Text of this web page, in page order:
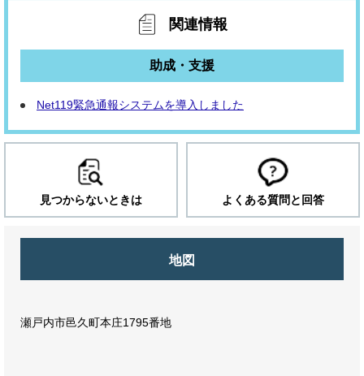
関連情報
助成・支援
Net119緊急通報システムを導入しました
見つからないときは よくある質問と回答
地図
瀬戸内市邑久町本庄1795番地